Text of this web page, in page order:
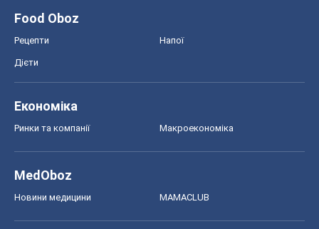
Food Oboz
Рецепти Напої
Дієти
Економіка
Ринки та компанії Макроекономіка
MedOboz
Новини медицини MAMACLUB